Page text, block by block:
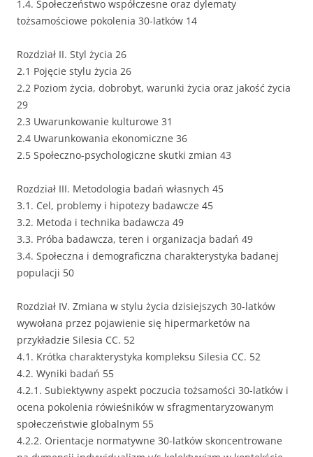
1.4. Społeczeństwo współczesne oraz dylematy
tożsamościowe pokolenia 30-latków 14
Rozdział II. Styl życia 26
2.1 Pojęcie stylu życia 26
2.2 Poziom życia, dobrobyt, warunki życia oraz jakość życia
29
2.3 Uwarunkowanie kulturowe 31
2.4 Uwarunkowania ekonomiczne 36
2.5 Społeczno-psychologiczne skutki zmian 43
Rozdział III. Metodologia badań własnych 45
3.1. Cel, problemy i hipotezy badawcze 45
3.2. Metoda i technika badawcza 49
3.3. Próba badawcza, teren i organizacja badań 49
3.4. Społeczna i demograficzna charakterystyka badanej
populacji 50
Rozdział IV. Zmiana w stylu życia dzisiejszych 30-latków
wywołana przez pojawienie się hipermarketów na
przykładzie Silesia CC. 52
4.1. Krótka charakterystyka kompleksu Silesia CC. 52
4.2. Wyniki badań 55
4.2.1. Subiektywny aspekt poczucia tożsamości 30-latków i
ocena pokolenia rówieśników w sfragmentaryzowanym
społeczeństwie globalnym 55
4.2.2. Orientacje normatywne 30-latków skoncentrowane